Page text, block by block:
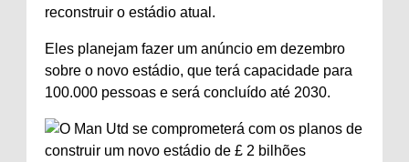
reconstruir o estádio atual.
Eles planejam fazer um anúncio em dezembro
sobre o novo estádio, que terá capacidade para
100.000 pessoas e será concluído até 2030.